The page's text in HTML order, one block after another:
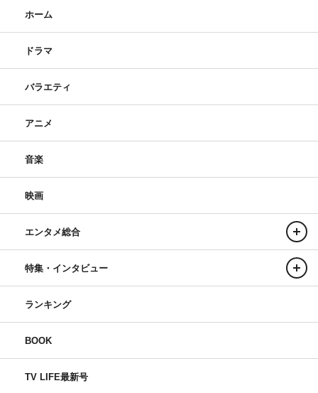
ホーム
ドラマ
バラエティ
アニメ
音楽
映画
エンタメ総合
特集・インタビュー
ランキング
BOOK
TV LIFE最新号